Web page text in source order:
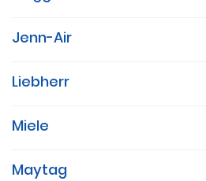
Jenn-Air
Liebherr
Miele
Maytag